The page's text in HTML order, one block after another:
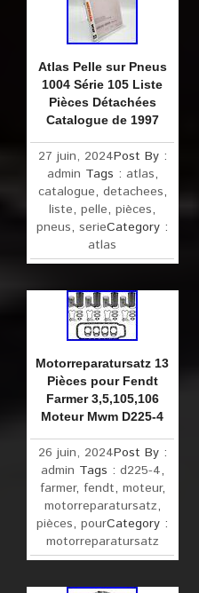
Atlas Pelle sur Pneus
1004 Série 105 Liste
Pièces Détachées
Catalogue de 1997
27 juin, 2024Post By :
admin Tags : atlas,
catalogue, detachees,
liste,pelle,pièces,
pneus,serieCategory :
atlas
Motorreparatursatz 13
Pièces pour Fendt
Farmer 3,5,105,106
Moteur Mwm D225-4
26 juin, 2024Post By :
admin Tags : d225-4,
farmer, fendt, moteur,
motorreparatursatz,
pièces,pourCategory :
motorreparatursatz